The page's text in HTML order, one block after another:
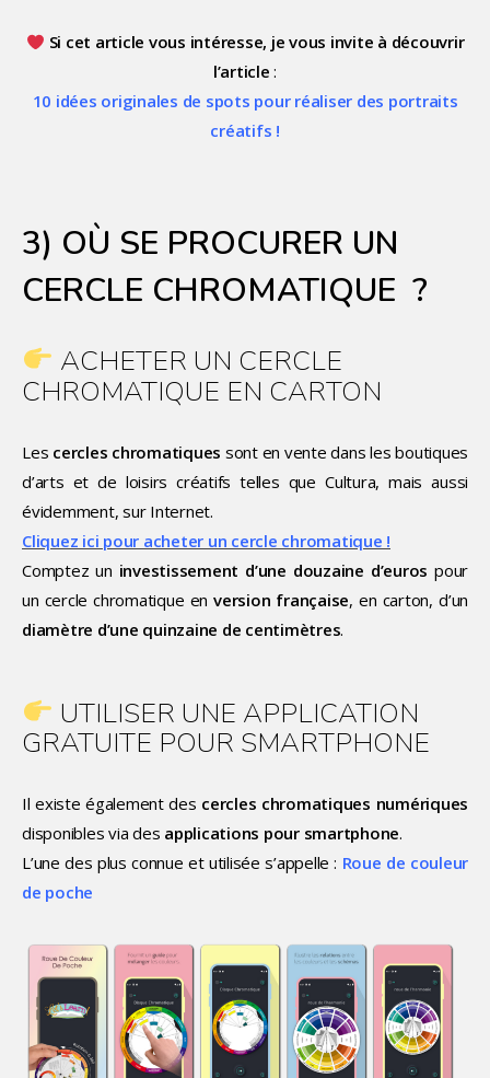
Si cet article vous intéresse, je vous invite à découvrir
l’article :
10 idées originales de spots pour réaliser des portraits
créatifs !
3) OÙ SE PROCURER UN
CERCLE CHROMATIQUE ?
ACHETER UN CERCLE
CHROMATIQUE EN CARTON
Les cercles chromatiques sont en vente dans les boutiques
d’arts et de loisirs créatifs telles que Cultura, mais aussi
évidemment, sur Internet.
Cliquez ici pour acheter un cercle chromatique !
Comptez un investissement d’une douzaine d’euros pour
un cercle chromatique enversion française, en carton, d’un
diamètre d’une quinzaine de centimètres.
UTILISER UNE APPLICATION
GRATUITE POUR SMARTPHONE
Il existe également des cercles chromatiques numériques
disponibles via des applications pour smartphone.
L’une des plus connue et utilisée s’appelle : Roue de couleur
de poche